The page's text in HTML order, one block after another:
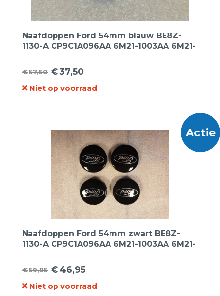
Naafdoppen Ford 54mm blauw BE8Z-
1130-A CP9C1A096AA 6M21-1003AA 6M21-
€57,50
Oorspronkelijke
prijs
€37,50
Huidige
prijs
Niet op voorraad
Actie
Naafdoppen Ford 54mm zwart BE8Z-
1130-A CP9C1A096AA 6M21-1003AA 6M21-
€59,95
Oorspronkelijke
prijs
€46,95
Huidige
prijs
Niet op voorraad